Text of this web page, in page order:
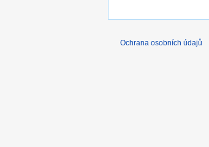
Ochrana osobních údajů